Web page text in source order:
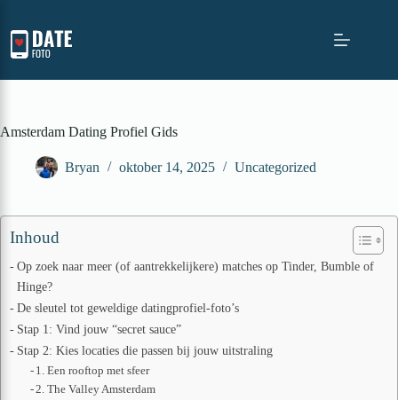
de
inhoud
Amsterdam Dating Profiel Gids
Bryan oktober 14, 2025 Uncategorized
Inhoud
Op zoek naar meer (of aantrekkelijkere) matches op Tinder, Bumble of
Hinge?
De sleutel tot geweldige datingprofiel-foto’s
Stap 1: Vind jouw “secret sauce”
Stap 2: Kies locaties die passen bij jouw uitstraling
1. Een rooftop met sfeer
2. The Valley Amsterdam